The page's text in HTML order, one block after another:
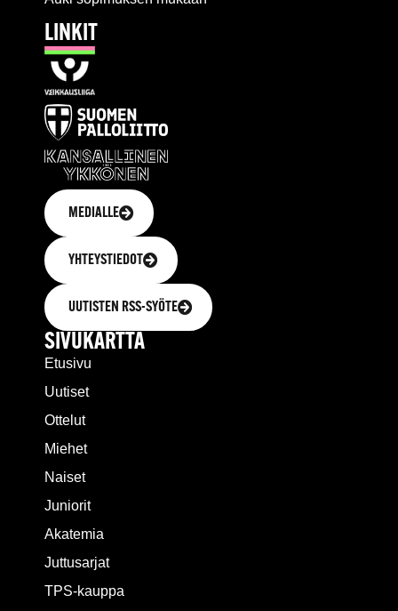
LINKIT
MEDIALLE
YHTEYSTIEDOT
UUTISTEN RSS-SYÖTE
SIVUKARTTA
Etusivu
Uutiset
Ottelut
Miehet
Naiset
Juniorit
Akatemia
Juttusarjat
TPS-kauppa